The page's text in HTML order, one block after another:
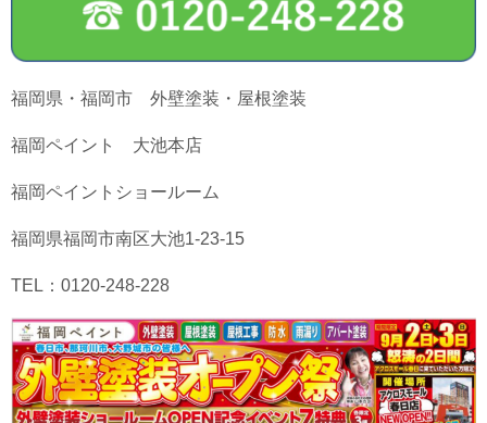
福岡県・福岡市 外壁塗装・屋根塗装
福岡ペイント 大池本店
福岡ペイントショールーム
福岡県福岡市南区大池1-23-15
TEL：0120-248-228